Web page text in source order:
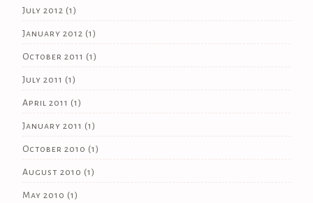
July 2012 (1)
January 2012 (1)
October 2011 (1)
July 2011 (1)
April 2011 (1)
January 2011 (1)
October 2010 (1)
August 2010 (1)
May 2010 (1)